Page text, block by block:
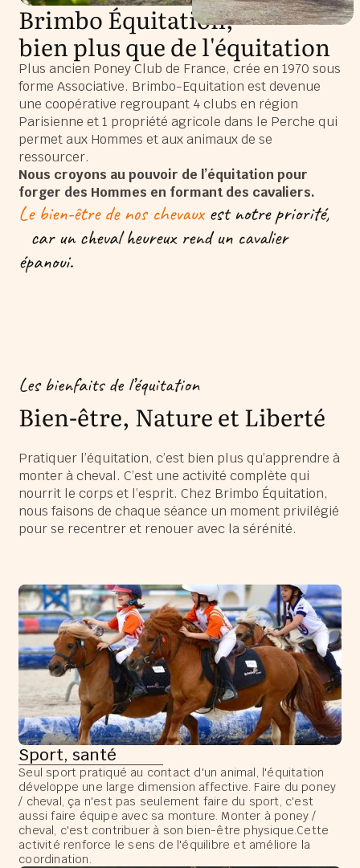
Brimbo Équitation,
bien plus que de l'équitation
Plus ancien Poney Club de France, crée en 1970 sous
forme Associative. Brimbo-Equitation est devenue
une coopérative regroupant 4 clubs en région
Parisienne et 1 propriété agricole dans le Perche qui
permet aux Hommes et aux animaux de se
ressourcer.
Nous croyons au pouvoir de l’équitation pour
forger des Hommes en formant des cavaliers.
Le bien-être de nos chevauxest notre priorité,
car un cheval heureux rend un cavalier
épanoui.
Les bienfaits de l’équitation
Bien-être, Nature et Liberté
Pratiquer l’équitation, c’est bien plus qu’apprendre à
monter à cheval. C’est une activité complète qui
nourrit le corps et l’esprit. Chez Brimbo Équitation,
nous faisons de chaque séance un moment privilégié
pour se recentrer et renouer avec la sérénité.
Sport, santé
Seul sport pratiqué au contact d'un animal, l'équitation
développe une large dimension affective. Faire du poney
/ cheval, ça n'est pas seulement faire du sport, c'est
aussi faire équipe avec sa monture. Monter à poney /
cheval, c'est contribuer à son bien-être physique.Cette
activité renforce le sens de l'équilibre et améliore la
coordination.